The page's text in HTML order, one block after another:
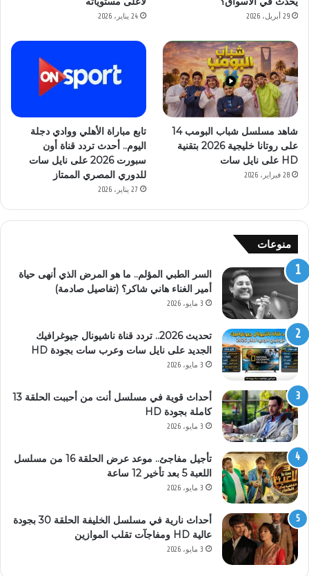
29 أبريل، 2026 24 يناير، 2026
شاهد مسلسل شباب البومب 14
على روتانا خليجية 2026 بتقنية
HD على نايل سات
28 فبراير، 2026
تابع مباراة الأهلي ووادي دجلة
اليوم.. أحدث تردد قناة أون
سبورت 2026 على نايل سات
للدوري المصري الممتاز
27 يناير، 2026
منوعات
السر الطبي المؤلم.. ما هو المرض الذي أنهى حياة
أمير الغناء هاني شاكر؟ (تفاصيل صادمة)
3 مايو، 2026
تحديث 2026.. تردد قناة ناشيونال جيوغرافيك
الجديد على نايل سات وعرب سات بجودة HD
3 مايو، 2026
أحداث قوية في مسلسل أنت من أحببت الحلقة 13
كاملة بجودة HD
3 مايو، 2026
تأجيل مفاجئ.. موعد عرض الحلقة 16 من مسلسل
اللعبة 5 بعد تأخير 12 ساعة
3 مايو، 2026
أحداث نارية في مسلسل الخليفة الحلقة 30 بجودة
عالية HD ومفاجآت تقلب الموازين
3 مايو، 2026